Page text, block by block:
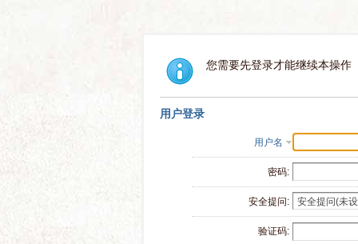
您需要先登录才能继续本操作
用户登录
用户名
密码:
安全提问:
验证码: